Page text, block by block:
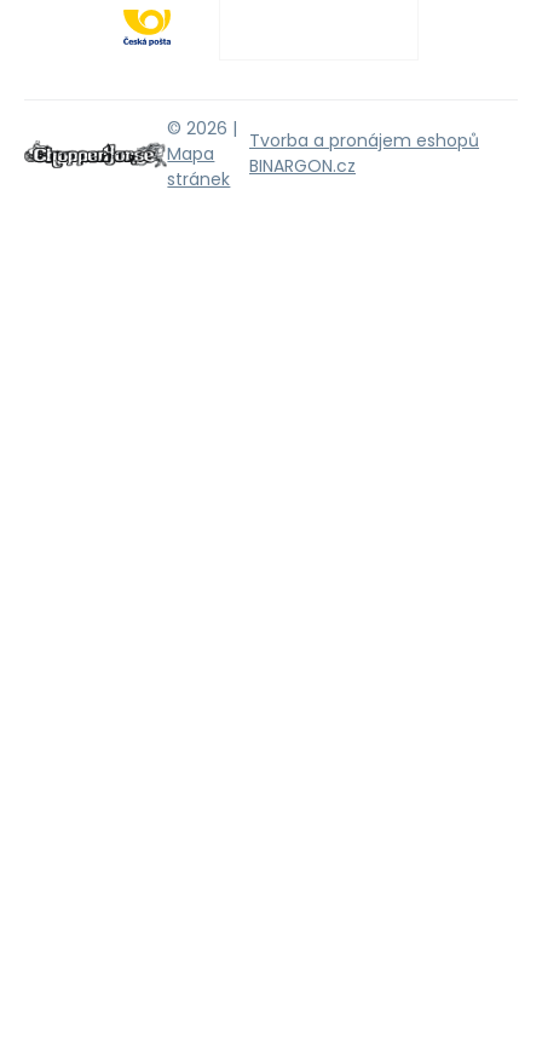
© 2026 |
Mapa
stránek
Tvorba a pronájem eshopů
BINARGON.cz